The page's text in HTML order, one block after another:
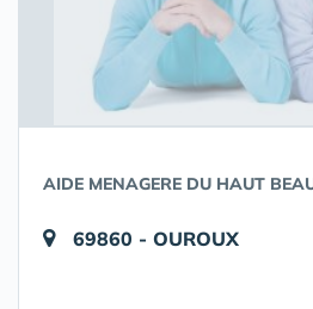
AIDE MENAGERE DU HAUT
69860 - OUROUX